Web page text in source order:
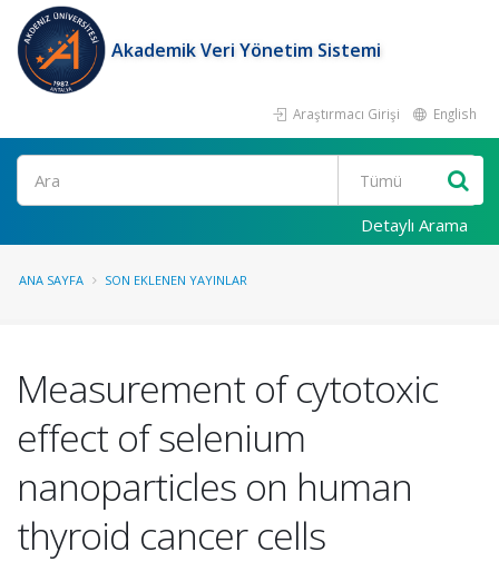
Akademik Veri Yönetim Sistemi
Araştırmacı Girişi English
Ara
Detaylı Arama
ANA SAYFA SON EKLENEN YAYINLAR
Measurement of cytotoxic
effect of selenium
nanoparticles on human
thyroid cancer cells